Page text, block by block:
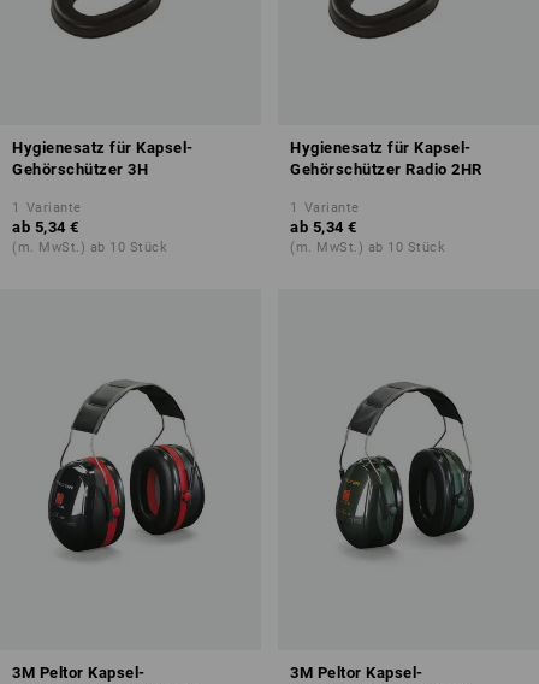
Hygienesatz für Kapsel-
Gehörschützer 3H
1 Variante
ab 5,34 €
(m. MwSt.) ab 10 Stück
Hygienesatz für Kapsel-
Gehörschützer Radio 2HR
1 Variante
ab 5,34 €
(m. MwSt.) ab 10 Stück
3M Peltor Kapsel-
3M Peltor Kapsel-